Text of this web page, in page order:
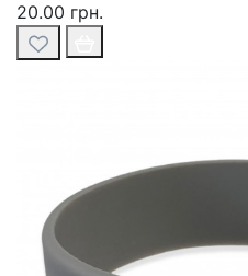
20.00 грн.